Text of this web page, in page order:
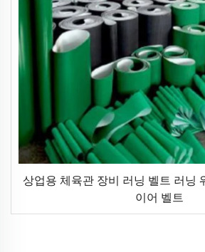
상업용 체육관 장비 러닝 벨트 러닝
이어 벨트